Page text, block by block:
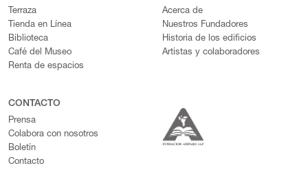
Terraza
Tienda en Línea
Biblioteca
Café del Museo
Renta de espacios
Acerca de
Nuestros Fundadores
Historia de los edificios
Artistas y colaboradores
CONTACTO
Prensa
Colabora con nosotros
Boletín
Contacto